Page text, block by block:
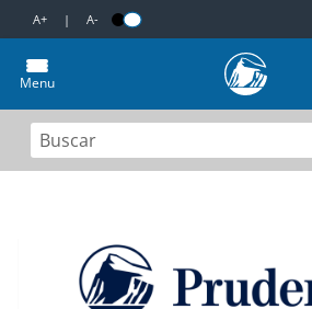
A+ | A-
Menu